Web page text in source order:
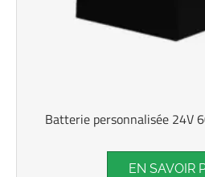
Batterie personnalisée 24V
EN SAVOIR